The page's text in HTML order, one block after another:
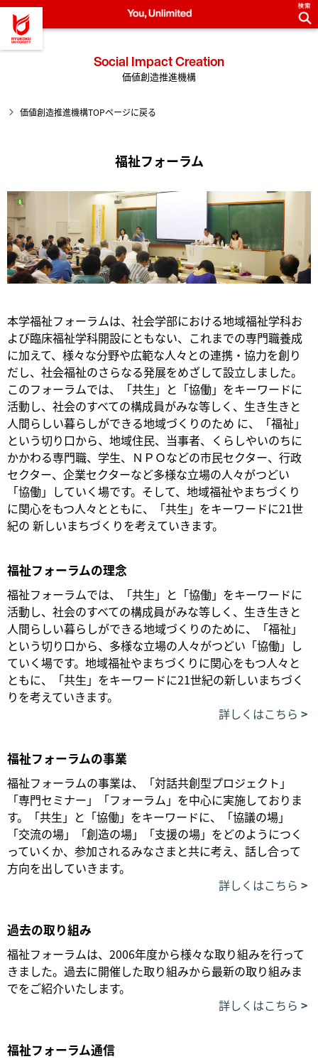
龍谷大学 You, Unlimited
Social Impact Creation
価値創造推進機構
価値創造推進機構TOPページに戻る
福祉フォーラム
本学福祉フォーラムは、社会学部における地域福祉学科お
よび臨床福祉学科開設にともない、これまでの専門職養成
に加えて、様々な分野や広範な人々との連携・協力を創り
だし、社会福祉のさらなる発展をめざして設立しました。
このフォーラムでは、「共生」と「協働」をキーワードに
活動し、社会のすべての構成員がみな等しく、生き生きと
人間らしい暮らしができる地域づくりのため に、「福祉」
という切り口から、地域住民、当事者、くらしやいのちに
かかわる専門職、学生、ＮＰＯなどの市民セクター、行政
セクター、企業セクターなど多様な立場の人々がつどい
「協働」していく場です。そして、地域福祉やまちづくり
に関心をもつ人々とともに、「共生」をキーワードに21世
紀の 新しいまちづくりを考えていきます。
福祉フォーラムの理念
福祉フォーラムでは、「共生」と「協働」をキーワードに
活動し、社会のすべての構成員がみな等しく、生き生きと
人間らしい暮らしができる地域づくりのために、「福祉」
という切り口から、多様な立場の人々がつどい「協働」し
ていく場です。地域福祉やまちづくりに関心をもつ人々と
ともに、「共生」をキーワードに21世紀の新しいまちづく
りを考えていきます。
詳しくはこちら
福祉フォーラムの事業
福祉フォーラムの事業は、「対話共創型プロジェクト」
「専門セミナー」「フォーラム」を中心に実施しておりま
す。「共生」と「協働」をキーワードに、「協議の場」
「交流の場」「創造の場」「支援の場」をどのようにつく
っていくか、参加されるみなさまと共に考え、話し合って
方向を出していきます。
詳しくはこちら
過去の取り組み
福祉フォーラムは、2006年度から様々な取り組みを行って
きました。過去に開催した取り組みから最新の取り組みま
でをご紹介いたします。
詳しくはこちら
福祉フォーラム通信